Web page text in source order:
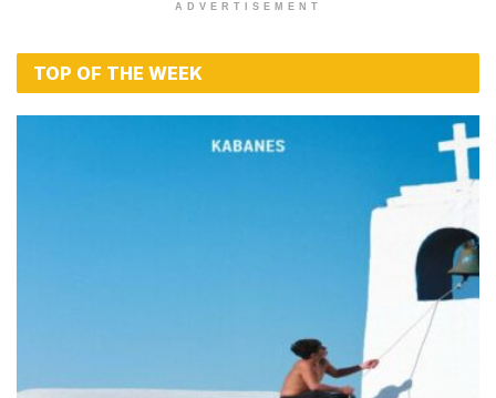
ADVERTISEMENT
TOP OF THE WEEK